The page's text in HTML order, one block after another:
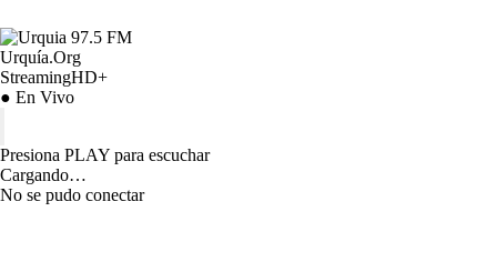
Urquía.Org
StreamingHD+
● En Vivo
Presiona PLAY para escuchar
Cargando…
No se pudo conectar